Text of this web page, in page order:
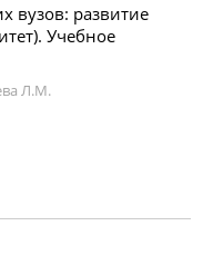
вузов: развитие
Учебное
Л.М.